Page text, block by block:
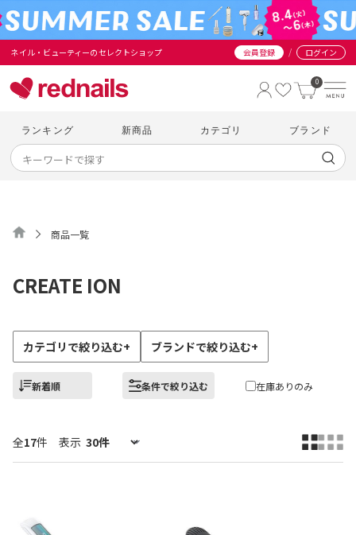
ネイル・ビューティーのセレクトショップ 会員登録 / ログイン
0
ランキング 新商品 カテゴリ ブランド
商品一覧
CREATE ION
カテゴリで絞り込む+ ブランドで絞り込む+
新着順 条件で絞り込む 在庫ありのみ
全17件 表示